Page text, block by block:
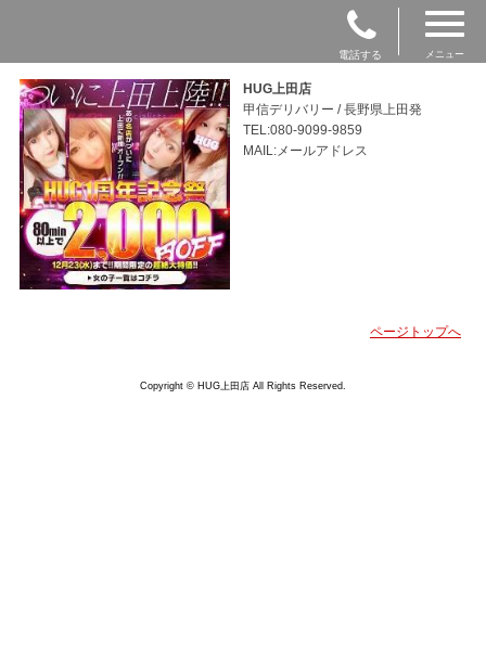
電話する メニュー
HUG上田店
甲信デリバリー / 長野県上田発
TEL:080-9099-9859
MAIL:メールアドレス
ページトップへ
Copyright © HUG上田店 All Rights Reserved.